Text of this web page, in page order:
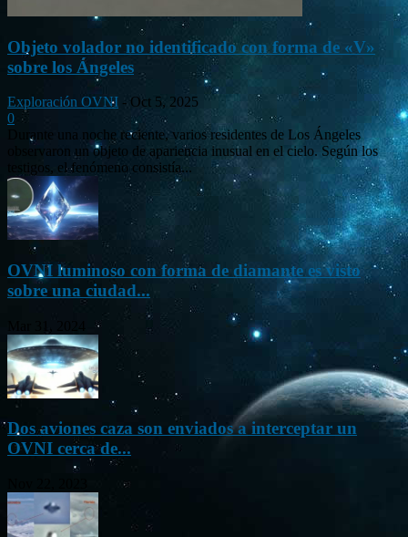
Objeto volador no identificado con forma de «V»
sobre los Ángeles
Exploración OVNI - Oct 5, 2025
0
Durante una noche reciente, varios residentes de Los Ángeles
observaron un objeto de apariencia inusual en el cielo. Según los
testigos, el fenómeno consistía...
OVNI luminoso con forma de diamante es visto
sobre una ciudad...
Dos aviones caza son enviados a interceptar un
OVNI cerca de...